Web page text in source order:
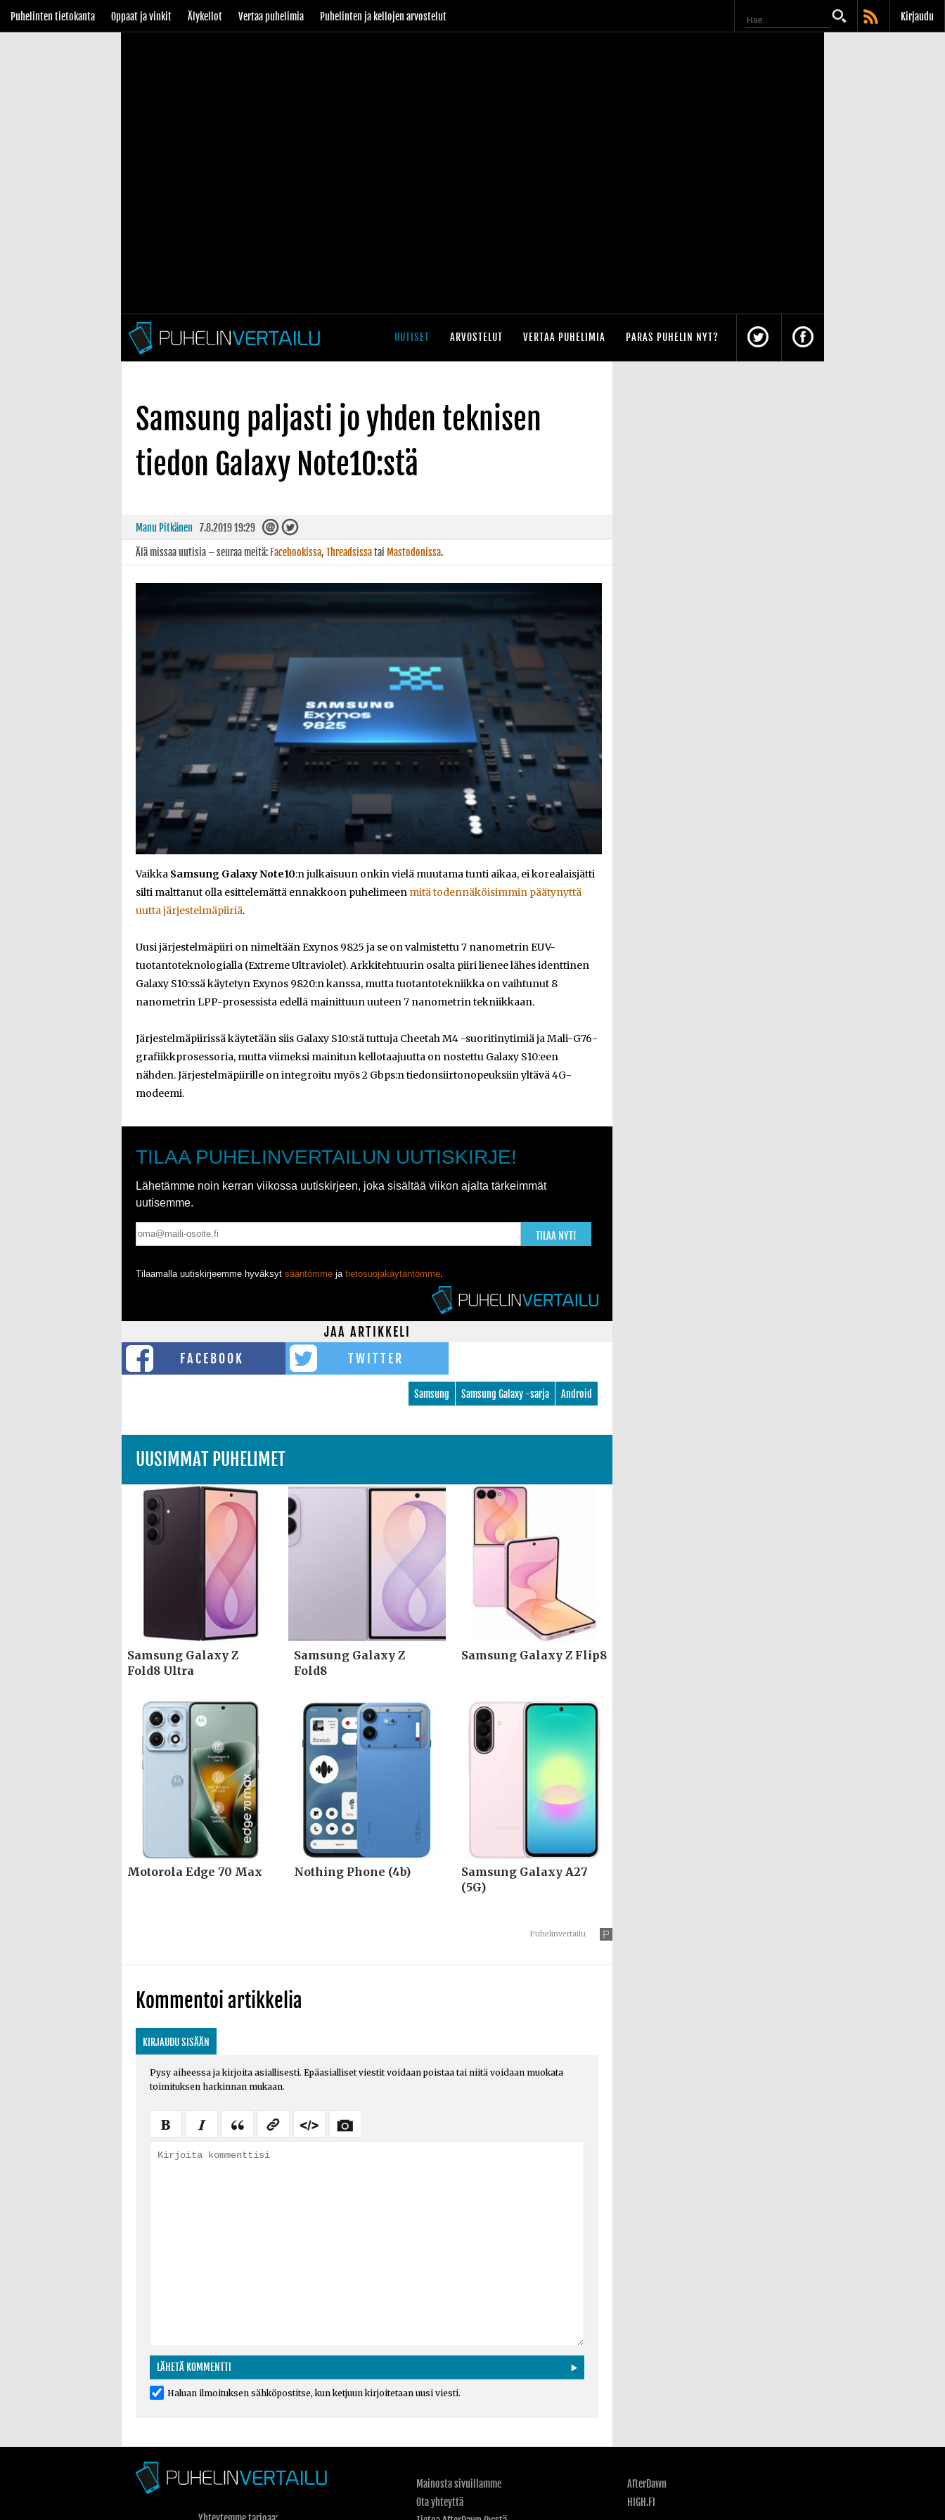
Puhelinten tietokanta Oppaat ja vinkit Älykellot Vertaa puhelimia Puhelinten ja kellojen arvostelut Kirjaudu
UUTISET ARVOSTELUT VERTAA PUHELIMIA PARAS PUHELIN NYT?
Samsung paljasti jo yhden teknisen
tiedon Galaxy Note10:stä
Manu Pitkänen 7.8.2019 19:29
Älä missaa uutisia – seuraa meitä: Facebookissa, Threadsissatai Mastodonissa.
Vaikka Samsung Galaxy Note10:n julkaisuun onkin vielä muutama tunti aikaa, ei korealaisjätti
silti malttanut olla esittelemättä ennakkoon puhelimeen mitä todennäköisimmin päätynyttä
uutta järjestelmäpiiriä.
Uusi järjestelmäpiiri on nimeltään Exynos 9825 ja se on valmistettu 7 nanometrin EUV-
tuotantoteknologialla (Extreme Ultraviolet). Arkkitehtuurin osalta piiri lienee lähes identtinen
Galaxy S10:ssä käytetyn Exynos 9820:n kanssa, mutta tuotantotekniikka on vaihtunut 8
nanometrin LPP-prosessista edellä mainittuun uuteen 7 nanometrin tekniikkaan.
Järjestelmäpiirissä käytetään siis Galaxy S10:stä tuttuja Cheetah M4 -suoritinytimiä ja Mali-G76-
grafiikkprosessoria, mutta viimeksi mainitun kellotaajuutta on nostettu Galaxy S10:een
nähden. Järjestelmäpiirille on integroitu myös 2 Gbps:n tiedonsiirtonopeuksiin yltävä 4G-
modeemi.
TILAA PUHELINVERTAILUN UUTISKIRJE!
Lähetämme noin kerran viikossa uutiskirjeen, joka sisältää viikon ajalta tärkeimmät
uutisemme.
TILAA NYT!
Tilaamalla uutiskirjeemme hyväksyt sääntömme ja tietosuojakäytäntömme
JAA ARTIKKELI
FACEBOOK
TWITTER
Android
Samsung Galaxy -sarja
Samsung
UUSIMMAT PUHELIMET
Samsung Galaxy Z
Fold8 Ultra
Samsung Galaxy Z
Fold8
Samsung Galaxy Z Flip8
Motorola Edge 70 Max Nothing Phone (4b)
Samsung Galaxy A27
(5G)
Puhelinvertailu
Kommentoi artikkelia
KIRJAUDU SISÄÄN
Pysy aiheessa ja kirjoita asiallisesti. Epäasialliset viestit voidaan poistaa tai niitä voidaan muokata
toimituksen harkinnan mukaan.
Haluan ilmoituksen sähköpostitse, kun ketjuun kirjoitetaan uusi viesti.
Mainosta sivuillamme
Ota yhteyttä
AfterDawn
HIGH.FI